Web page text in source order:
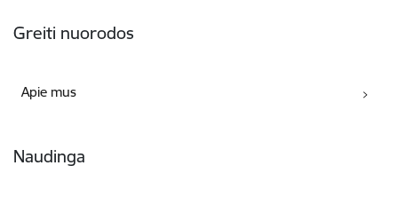
Greiti nuorodos
Apie mus
Naudinga